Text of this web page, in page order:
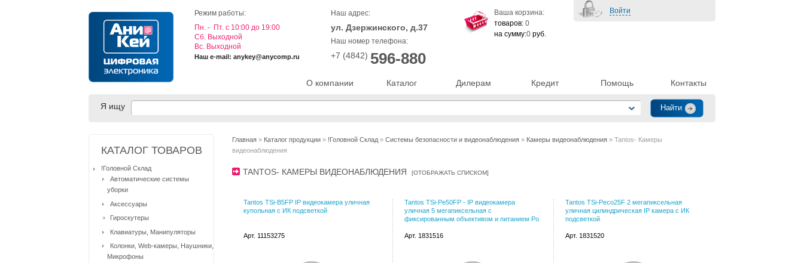
О компании Каталог Дилерам Кредит Помощь Контакты
Режим работы:
Пн. - Пт. с 10:00 до 19:00
Cб. Выходной
Вс. Выходной
Наш e-mail: anykey@anycomp.ru
Наш адрес:
ул. Дзержинского, д.37
Наш номер телефона:
+7 (4842) 596-880
Войти
Ваша корзина:
товаров: 0
на сумму:0 руб.
Я ищу
Главная » Каталог продукции » !Головной Склад » Системы безопасности и видеонаблюдения » Камеры видеонаблюдения » Tantos- Камеры
видеонаблюдения
TANTOS- КАМЕРЫ ВИДЕОНАБЛЮДЕНИЯ [ОТОБРАЖАТЬ СПИСКОМ]
Tantos TSi-B5FP IP видеокамера уличная
купольная с ИК подсветкой
Арт. 11153275
Tantos TSi-Pe50FP - IP видеокамера
уличная 5 мегапиксельная с
фиксированным объективом и питанием Po
Арт. 1831516
Tantos TSi-Peco25F 2 мегапиксельная
уличная цилиндрическая IP камера с ИК
подсветкой
Арт. 1831520
КАТАЛОГ ТОВАРОВ
!Головной Склад
Автоматические системы
уборки
Аксессуары
Гироскутеры
Клавиатуры, Манипуляторы
Колонки, Web-камеры, Наушники,
Микрофоны